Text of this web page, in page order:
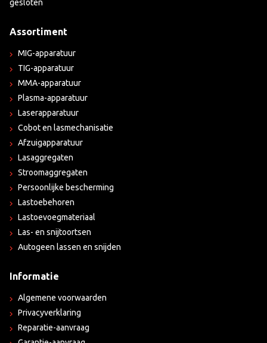
gesloten
Assortiment
MIG-apparatuur
TIG-apparatuur
MMA-apparatuur
Plasma-apparatuur
Laserapparatuur
Cobot en lasmechanisatie
Afzuigapparatuur
Lasaggregaten
Stroomaggregaten
Persoonlijke bescherming
Lastoebehoren
Lastoevoegmateriaal
Las- en snijtoortsen
Autogeen lassen en snijden
Informatie
Algemene voorwaarden
Privacyverklaring
Reparatie-aanvraag